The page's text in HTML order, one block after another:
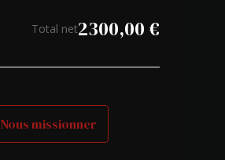
Total net2300,00€
Nous missionner